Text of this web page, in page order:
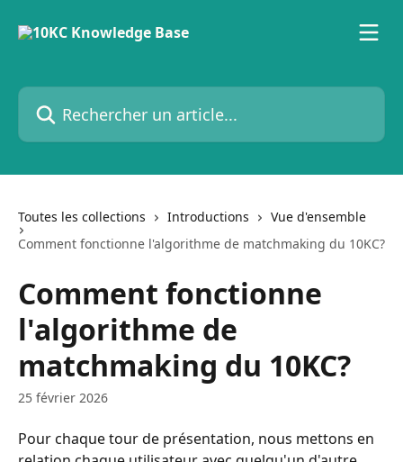
Rechercher un article...
Toutes les collections Introductions
Vue d'ensemble
Comment fonctionne l'algorithme de matchmaking du 10KC?
Comment fonctionne
l'algorithme de
matchmaking du 10KC?
25 février 2026
Pour chaque tour de présentation, nous mettons en